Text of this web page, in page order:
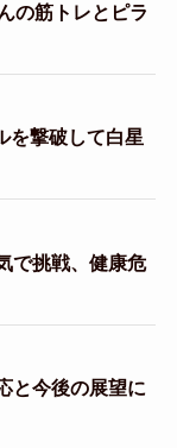
の筋トレとピラ
を撃破して白星
で挑戦、健康危
と今後の展望に